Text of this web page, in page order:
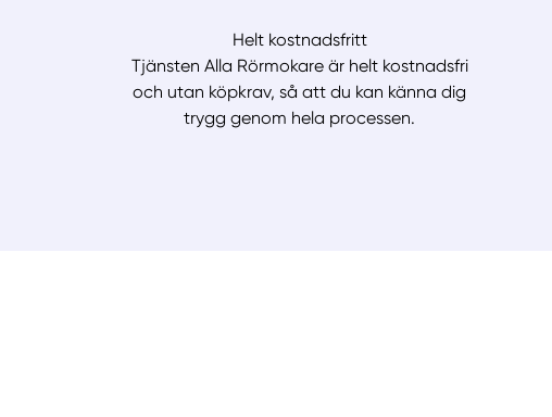
Helt kostnadsfritt
Tjänsten Alla Rörmokare är helt kostnadsfri
och utan köpkrav, så att du kan känna dig
trygg genom hela processen.